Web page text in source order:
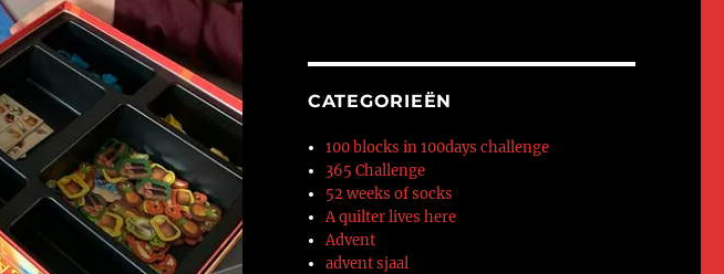
CATEGORIEËN
100 blocks in 100days challenge
365 Challenge
52 weeks of socks
A quilter lives here
Advent
advent sjaal